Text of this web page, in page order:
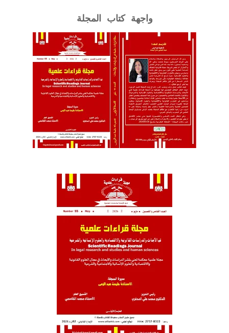
واجهة كتاب المجلة